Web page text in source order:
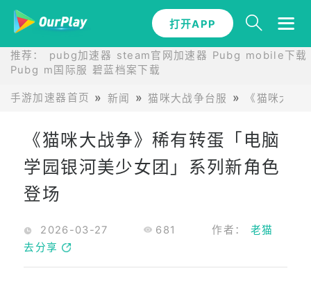
打开APP
推荐： pubg加速器 steam官网加速器 Pubg mobile下载
Pubg m国际服 碧蓝档案下载
手游加速器首页 新闻 猫咪大战争台服 《猫咪大战
《猫咪大战争》稀有转蛋「电脑
学园银河美少女团」系列新角色
登场
2026-03-27 681 作者：老猫
去分享